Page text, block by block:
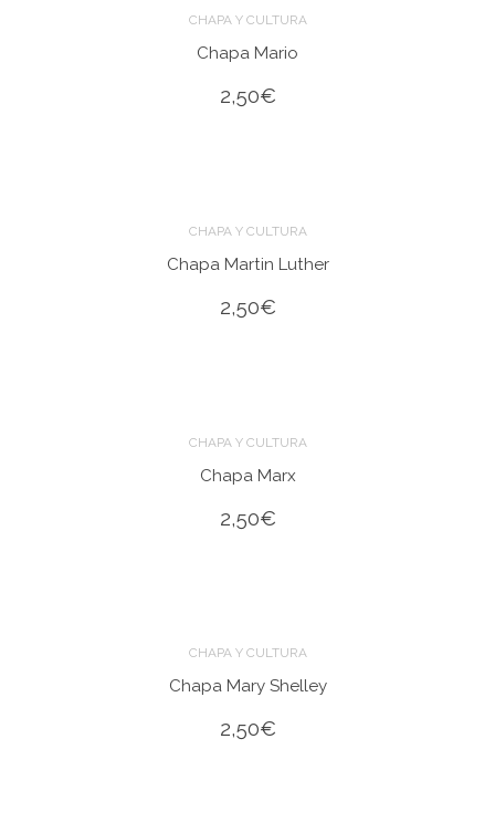
CHAPA Y CULTURA
Chapa Mario
2,50€
CHAPA Y CULTURA
Chapa Martin Luther
2,50€
CHAPA Y CULTURA
Chapa Marx
2,50€
CHAPA Y CULTURA
Chapa Mary Shelley
2,50€